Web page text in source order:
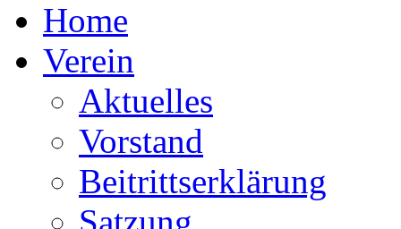
Home
Verein
Aktuelles
Vorstand
Beitrittserklärung